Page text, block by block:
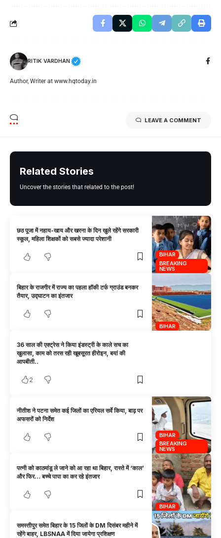
RITIK VARDHAN
Author, Writer at www.hqtoday.in
LEAVE A COMMENT
Related Stories
Uncover the stories that related to the post!
BIHAR
BREAKING
NEWS
छठ पूजा में नहाय-खाय और खरना के दिन खुले रहेंगे सरकारी
स्कूल, महिला शिक्षकों को सबसे ज्यादा परेशानी
BIHAR
बिहार के राजगीर में राज्य का पहला हॉकी टर्फ ग्राउंड बनकर
तैयार, उद्घाटन का इंतजार
36 साल की एक्ट्रेस ने किया इंडस्ट्री के काले सच का
खुलासा, काम को तरस रही खूबसूरत हीरोइन, बयां की
आपबीती..
2
BIHAR
BREAKING
NEWS
नीतीश ने पटना समेत कई जिलों का एरियल सर्वे किया, बाढ़ पर
अफसरों को निर्देश
BIHAR
पत्नी को काठमांडू ले जाने को आ रहा था बिहार, रास्ते में ‘काल’
और फिर… बच्चे पापा का कर रहे इंतजार
समस्तीपुर समेत बिहार के 15 जिलों के DM दिसंबर महीने में
रहेंगे बाहर, LBSNAA में दिया जायेगा प्रशिक्षण